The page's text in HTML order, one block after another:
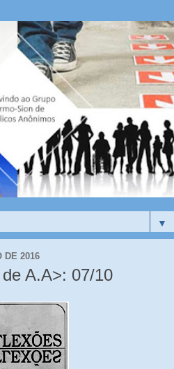
▼
DE 2016
A.A>: 07/10